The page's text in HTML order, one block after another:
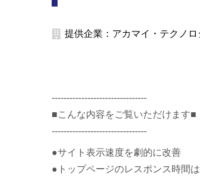
提供企業：アカマイ・テクノ
--------------------------------
■こんな内容をご覧いただけます■
--------------------------------
●サイト表示速度を劇的に改善
●トップページのレスポンス時間